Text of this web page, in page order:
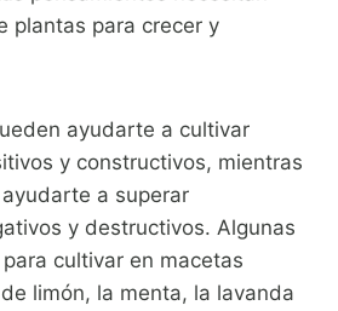
plantas para crecer y
ayudarte a cultivar
y constructivos, mientras
a superar
y destructivos. Algunas
cultivar en macetas
limón, la menta, la lavanda